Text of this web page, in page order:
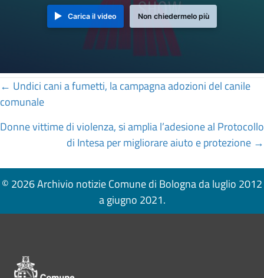
Carica il video Non chiedermelo più
Posts
navigation
← Undici cani a fumetti, la campagna adozioni del canile
comunale
Donne vittime di violenza, si amplia l’adesione al Protocollo
di Intesa per migliorare aiuto e protezione →
© 2026 Archivio notizie Comune di Bologna da luglio 2012
a giugno 2021.